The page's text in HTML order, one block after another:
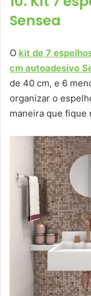
Sensea
O kit de 7
cm autoadesivo
de 40 cm, e 6
organizar o
maneira que fique